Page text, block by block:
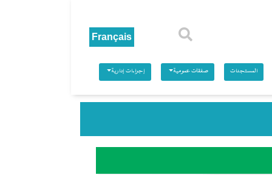
المستجدات صفقات عمومية إجراءات إدارية